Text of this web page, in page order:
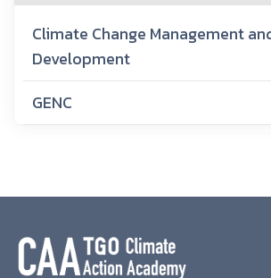
Climate Change Management
Development
GENC